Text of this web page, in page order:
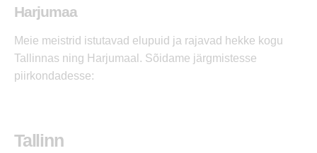
Harjumaa
Meie meistrid istutavad elupuid ja rajavad hekke kogu
Tallinnas ning Harjumaal. Sõidame järgmistesse
piirkondadesse:
Tallinn